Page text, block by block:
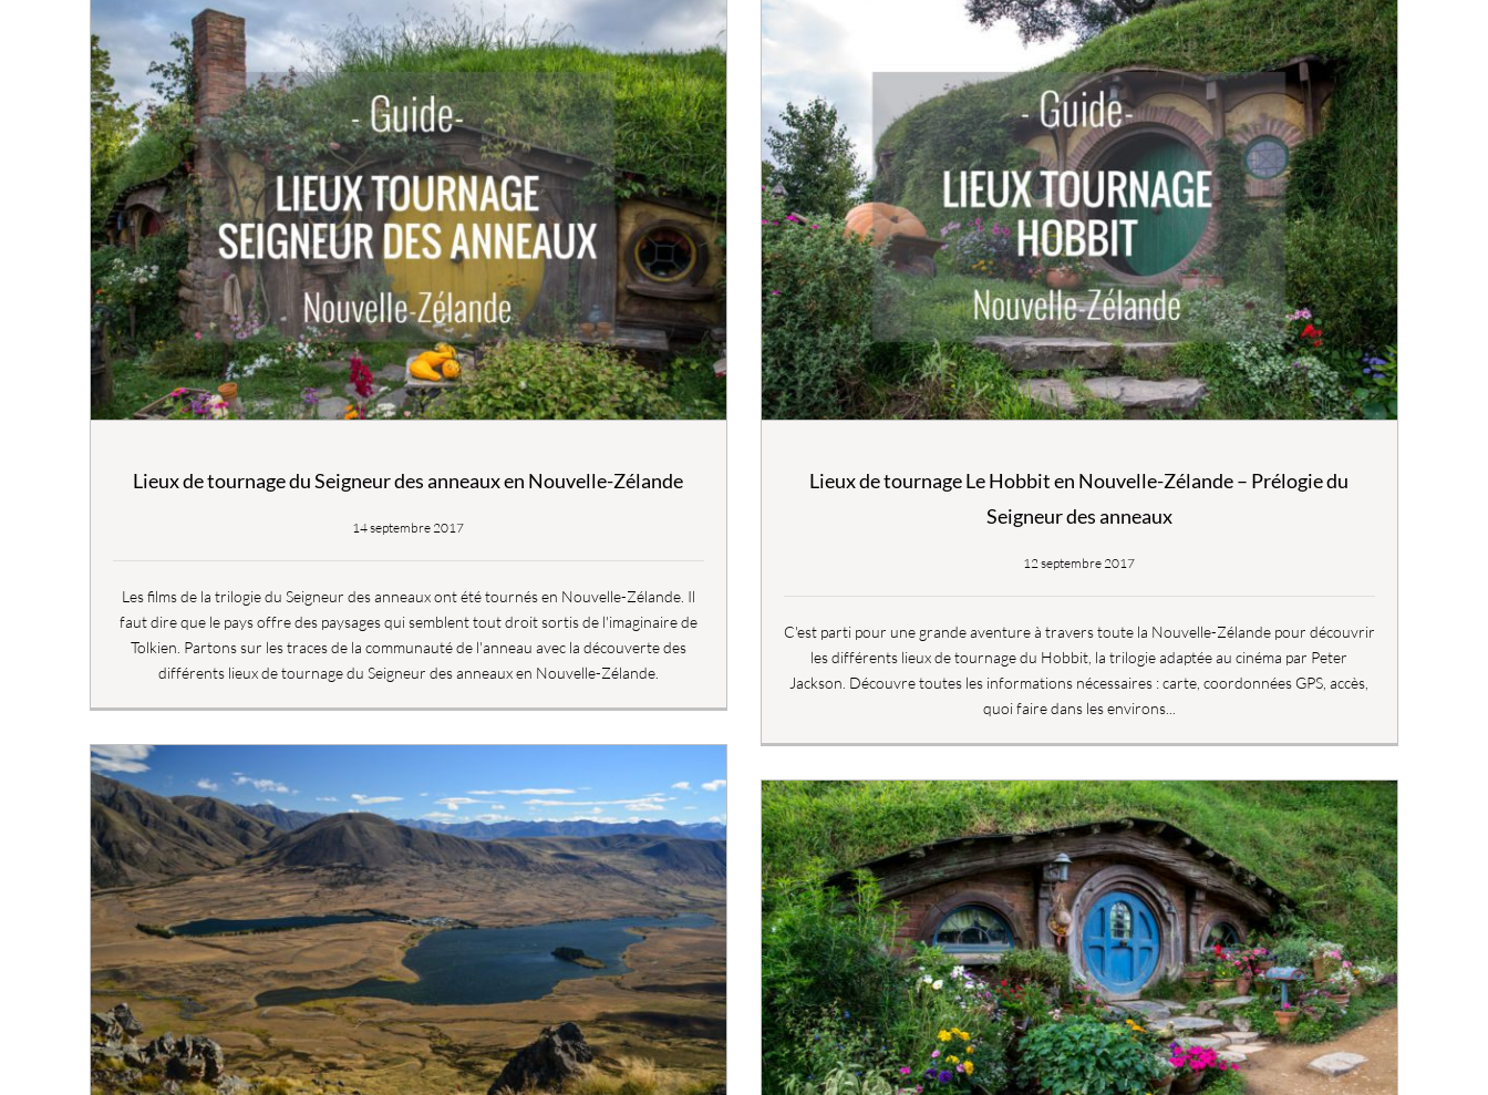
Lieux de tournage du Seigneur des anneaux en Nouvelle-Zélande
14 septembre 2017
Les films de la trilogie du Seigneur des anneaux ont été tournés en Nouvelle-Zélande. Il
faut dire que le pays offre des paysages qui semblent tout droit sortis de l'imaginaire de
Tolkien. Partons sur les traces de la communauté de l'anneau avec la découverte des
différents lieux de tournage du Seigneur des anneaux en Nouvelle-Zélande.
Lieux de tournage Le Hobbit en Nouvelle-Zélande – Prélogie du
Seigneur des anneaux
12 septembre 2017
C'est parti pour une grande aventure à travers toute la Nouvelle-Zélande pour découvrir
les différents lieux de tournage du Hobbit, la trilogie adaptée au cinéma par Peter
Jackson. Découvre toutes les informations nécessaires : carte, coordonnées GPS, accès,
quoi faire dans les environs...